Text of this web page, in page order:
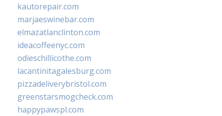
kautorepair.com
marjaeswinebar.com
elmazatlanclinton.com
ideacoffeenyc.com
odieschillicothe.com
lacantinitagalesburg.com
pizzadeliverybristol.com
greenstarsmogcheck.com
happypawspl.com